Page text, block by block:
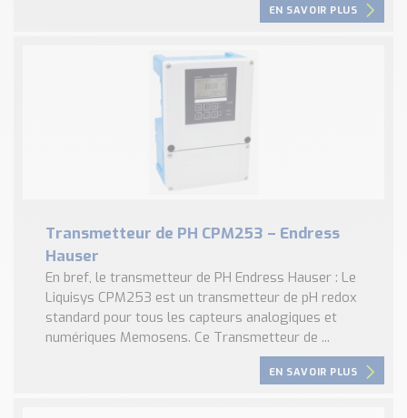
EN SAVOIR PLUS
Transmetteur de PH CPM253 – Endress
Hauser
En bref, le transmetteur de PH Endress Hauser : Le
Liquisys CPM253 est un transmetteur de pH redox
standard pour tous les capteurs analogiques et
numériques Memosens. Ce Transmetteur de ...
EN SAVOIR PLUS